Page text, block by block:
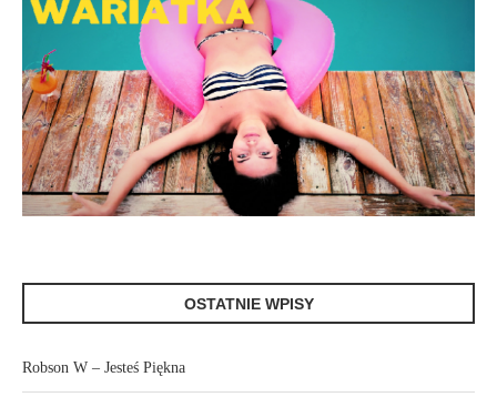
OSTATNIE WPISY
Robson W – Jesteś Piękna